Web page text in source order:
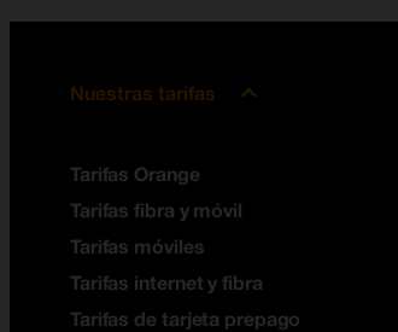
Nuestras tarifas
Tarifas Orange
Tarifas fibra y móvil
Tarifas móviles
Tarifas internet y fibra
Tarifas de tarjeta prepago